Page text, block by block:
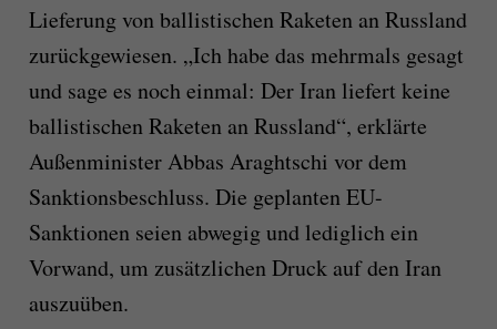
Lieferung von ballistischen Raketen an Russland
zurückgewiesen. „Ich habe das mehrmals gesagt
und sage es noch einmal: Der Iran liefert keine
ballistischen Raketen an Russland“, erklärte
Außenminister Abbas Araghtschi vor dem
Sanktionsbeschluss. Die geplanten EU-
Sanktionen seien abwegig und lediglich ein
Vorwand, um zusätzlichen Druck auf den Iran
auszuüben.